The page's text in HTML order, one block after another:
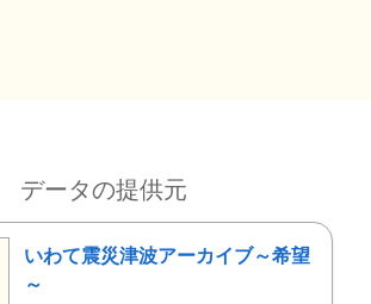
データの提供元
いわて震災津波アーカイブ～希望
～